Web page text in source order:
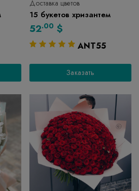
Доставка цветов
15 букетов хризантем
52.00 $
ANT55
Заказать